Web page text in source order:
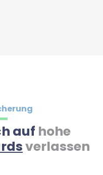
auf hohe
verlassen